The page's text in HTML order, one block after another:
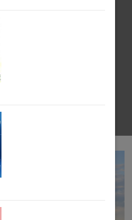
по
с 11 по 17